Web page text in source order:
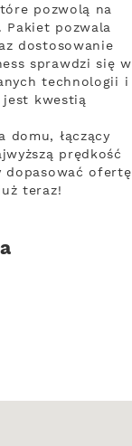
pozwolą na
Pakiet pozwala
dostosowanie
sprawdzi się w
technologii i
jest kwestią
domu, łączący
prędkość
dopasować ofertę
teraz!